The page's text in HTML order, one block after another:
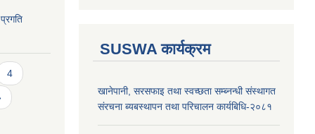
4
SUSWA कार्यक्रम
खानेपानी, सरसफाइ तथा स्वच्छता सम्ब्नन्धी संस्थागत
संरचना ब्यबस्थापन तथा परिचालन कार्यबिधि-२०८१